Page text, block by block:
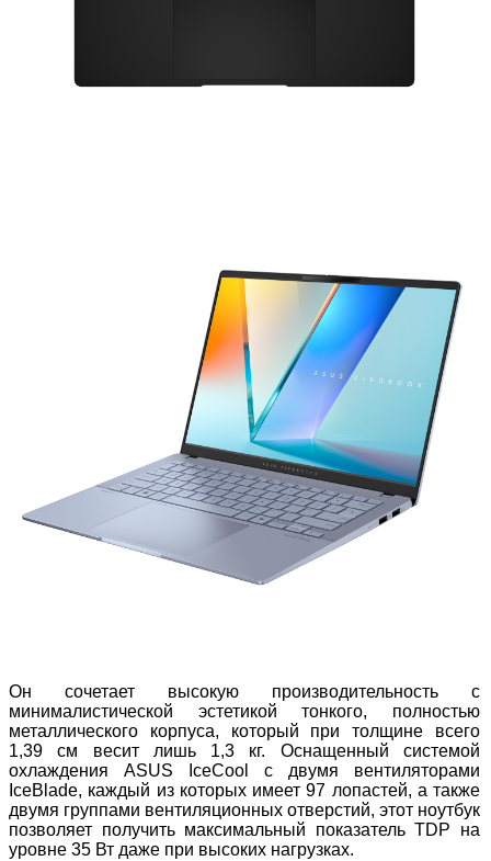
Он сочетает высокую производительность с
минималистической эстетикой тонкого, полностью
металлического корпуса, который при толщине всего
1,39 см весит лишь 1,3 кг. Оснащенный системой
охлаждения ASUS IceCool с двумя вентиляторами
IceBlade, каждый из которых имеет 97 лопастей, а также
двумя группами вентиляционных отверстий, этот ноутбук
позволяет получить максимальный показатель TDP на
уровне 35 Вт даже при высоких нагрузках.